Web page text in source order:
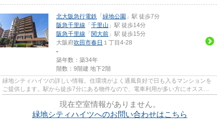
北大阪急行電鉄 「 緑地公園 」駅 徒歩7分
阪急千里線 「 千里山 」駅 徒歩14分
阪急千里線 「 関大前 」駅 徒歩15分
大阪府吹田市春日 １丁目4-28
-
築年数：築34年
階数：9階建 地下2階
緑地シティハイツの詳しい情報。住環境がよく通風良好で日も入るマンションを
ご提供します。駅から徒歩7分にある物件なので、電車利用が多い方にオススメ
現在空室情報がありません。
緑地シティハイツへのお問い合わせはこちら